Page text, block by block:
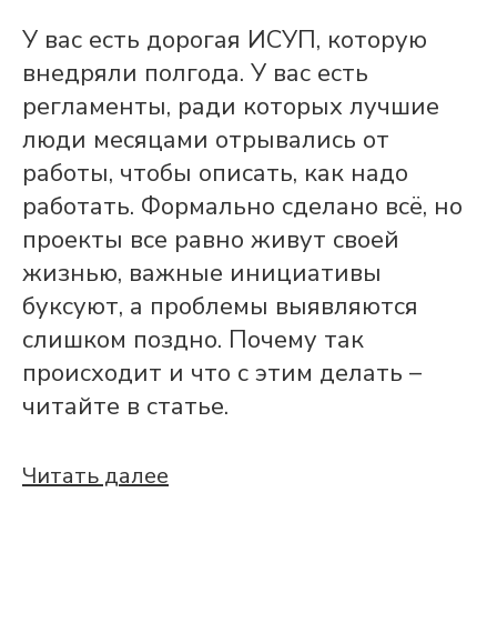
У вас есть дорогая ИСУП, которую
внедряли полгода. У вас есть
регламенты, ради которых лучшие
люди месяцами отрывались от
работы, чтобы описать, как надо
работать. Формально сделано всё, но
проекты все равно живут своей
жизнью, важные инициативы
буксуют, а проблемы выявляются
слишком поздно. Почему так
происходит и что с этим делать –
читайте в статье.
Читать далее